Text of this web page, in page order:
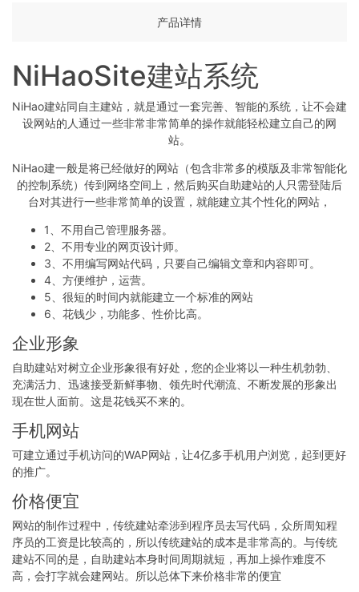
产品详情
NiHaoSite建站系统
NiHao建站同自主建站，就是通过一套完善、智能的系统，让不会建
设网站的人通过一些非常非常简单的操作就能轻松建立自己的网
站。
NiHao建一般是将已经做好的网站（包含非常多的模版及非常智能化
的控制系统）传到网络空间上，然后购买自助建站的人只需登陆后
台对其进行一些非常简单的设置，就能建立其个性化的网站，
1、不用自己管理服务器。
2、不用专业的网页设计师。
3、不用编写网站代码，只要自己编辑文章和内容即可。
4、方便维护，运营。
5、很短的时间内就能建立一个标准的网站
6、花钱少，功能多、性价比高。
企业形象
自助建站对树立企业形象很有好处，您的企业将以一种生机勃勃、
充满活力、迅速接受新鲜事物、领先时代潮流、不断发展的形象出
现在世人面前。这是花钱买不来的。
手机网站
可建立通过手机访问的WAP网站，让4亿多手机用户浏览，起到更好
的推广。
价格便宜
网站的制作过程中，传统建站牵涉到程序员去写代码，众所周知程
序员的工资是比较高的，所以传统建站的成本是非常高的。与传统
建站不同的是，自助建站本身时间周期就短，再加上操作难度不
高，会打字就会建网站。所以总体下来价格非常的便宜